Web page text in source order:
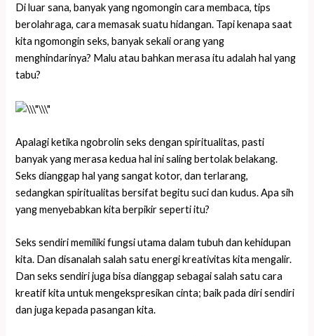
Di luar sana, banyak yang ngomongin cara membaca, tips
berolahraga, cara memasak suatu hidangan. Tapi kenapa saat
kita ngomongin seks, banyak sekali orang yang
menghindarinya? Malu atau bahkan merasa itu adalah hal yang
tabu?
Apalagi ketika ngobrolin seks dengan spiritualitas, pasti
banyak yang merasa kedua hal ini saling bertolak belakang.
Seks dianggap hal yang sangat kotor, dan terlarang,
sedangkan spiritualitas bersifat begitu suci dan kudus. Apa sih
yang menyebabkan kita berpikir seperti itu?
Seks sendiri memiliki fungsi utama dalam tubuh dan kehidupan
kita. Dan disanalah salah satu energi kreativitas kita mengalir.
Dan seks sendiri juga bisa dianggap sebagai salah satu cara
kreatif kita untuk mengekspresikan cinta; baik pada diri sendiri
dan juga kepada pasangan kita.